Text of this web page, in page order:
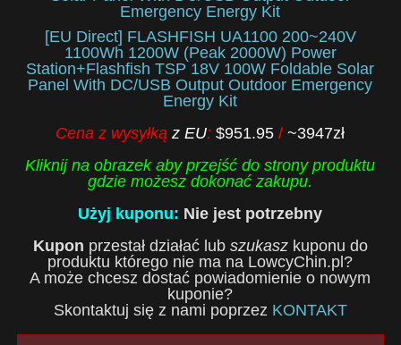
[EU Direct] FLASHFISH UA1100 200~240V
1100Wh 1200W (Peak 2000W) Power
Station+Flashfish TSP 18V 100W Foldable Solar
Panel With DC/USB Output Outdoor Emergency
Energy Kit
Cena z wysyłkąz EU:$951.95/~3947zł
Kliknij na obrazek aby przejść do strony produktu
gdzie możesz dokonać zakupu.
Użyj kuponu: Nie jest potrzebny
Kupon przestał działać lub szukaszkuponu do
produktu którego nie ma na LowcyChin.pl?
A może chcesz dostać powiadomienie o nowym
kuponie?
Skontaktuj się z nami poprzez KONTAKT